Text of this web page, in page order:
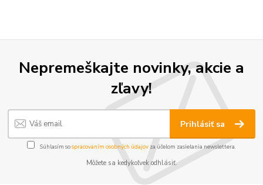
Nepremeškajte novinky, akcie a
zľavy!
Prihlásiť sa
Súhlasím sospracovaním osobných údajov za účelom zasielania newslettera.
Môžete sa kedykoľvek odhlásiť.